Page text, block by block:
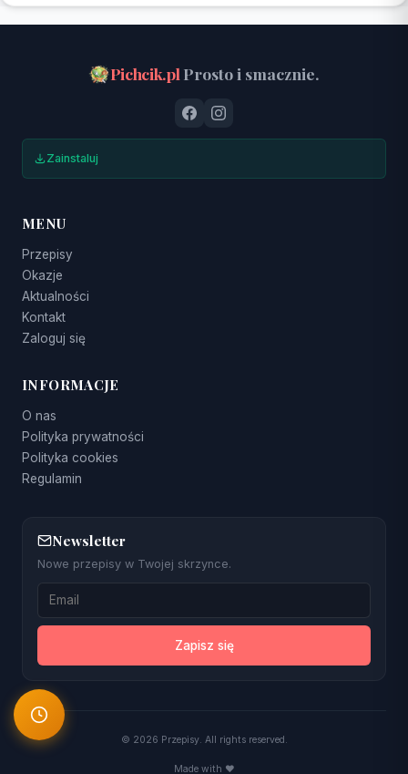
Pichcik.pl Prosto i smacznie.
Zainstaluj
MENU
Przepisy
Okazje
Aktualności
Kontakt
Zaloguj się
INFORMACJE
O nas
Polityka prywatności
Polityka cookies
Regulamin
Newsletter
Nowe przepisy w Twojej skrzynce.
Zapisz się
© 2026 Przepisy. All rights reserved.
Made with ❤️